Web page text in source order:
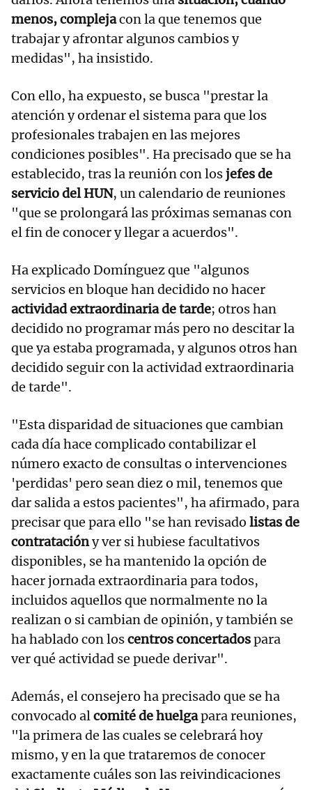
menos, complejacon la que tenemos que
trabajar y afrontar algunos cambios y
medidas", ha insistido.
Con ello, ha expuesto, se busca "prestar la
atención y ordenar el sistema para que los
profesionales trabajen en las mejores
condiciones posibles". Ha precisado que se ha
establecido, tras la reunión con losjefes de
servicio del HUN, un calendario de reuniones
"que se prolongará las próximas semanas con
el fin de conocer y llegar a acuerdos".
Ha explicado Domínguez que "algunos
servicios en bloque han decidido no hacer
actividad extraordinaria de tarde; otros han
decidido no programar más pero no descitar la
que ya estaba programada, y algunos otros han
decidido seguir con la actividad extraordinaria
de tarde".
"Esta disparidad de situaciones que cambian
cada día hace complicado contabilizar el
número exacto de consultas o intervenciones
'perdidas' pero sean diez o mil, tenemos que
dar salida a estos pacientes", ha afirmado, para
precisar que para ello "se han revisado listas de
contratacióny ver si hubiese facultativos
disponibles, se ha mantenido la opción de
hacer jornada extraordinaria para todos,
incluidos aquellos que normalmente no la
realizan o si cambian de opinión, y también se
ha hablado con loscentros concertadospara
ver qué actividad se puede derivar".
Además, el consejero ha precisado que se ha
convocado alcomité de huelgapara reuniones,
"la primera de las cuales se celebrará hoy
mismo, y en la que trataremos de conocer
exactamente cuáles son las reivindicaciones